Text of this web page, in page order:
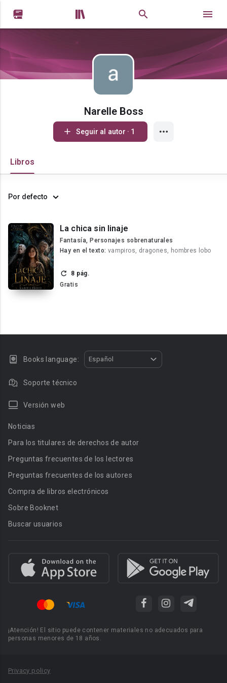
 
Narelle Boss
Seguir al autor · 1
Libros
Por defecto
La chica sin linaje
Fantasía, Personajes sobrenaturales
Hay en el texto:
vampiros, dragones, hombres lobo
8 pág.
Gratis
Books language: Español
Soporte técnico
Versión web
Noticias
Para los titulares de derechos de autor
Preguntas frecuentes de los lectores
Preguntas frecuentes de los autores
Compra de libros electrónicos
Sobre Booknet
Buscar usuarios
¡Atención! El sitio puede contener materiales no adecuados para
personas menores de 18 años.
Privacy policy